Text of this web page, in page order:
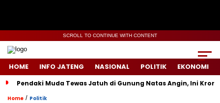
SCROLL TO CONTINUE WITH CONTENT
HOME INFO JATENG NASIONAL POLITIK EKONOMI
Pendaki Muda Tewas Jatuh di Gunung Natas Angin, Ini
Home / Politik